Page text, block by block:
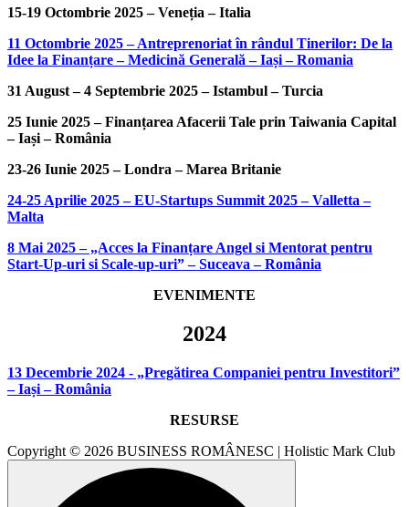
15-19 Octombrie 2025 – Veneția – Italia
11 Octombrie 2025 – Antreprenoriat în rândul Tinerilor: De la
Idee la Finanțare – Medicină Generală – Iași – Romania
31 August – 4 Septembrie 2025 – Istambul – Turcia
25 Iunie 2025 – Finanțarea Afacerii Tale prin Taiwania Capital
– Iași – România
23-26 Iunie 2025 – Londra – Marea Britanie
24-25 Aprilie 2025 – EU-Startups Summit 2025 – Valletta –
Malta
8 Mai 2025 – „Acces la Finanțare Angel si Mentorat pentru
Start-Up-uri si Scale-up-uri” – Suceava – România
EVENIMENTE
2024
13 Decembrie 2024 - „Pregătirea Companiei pentru Investitori”
– Iași – România
RESURSE
Copyright © 2026 BUSINESS ROMÂNESC | Holistic Mark Club